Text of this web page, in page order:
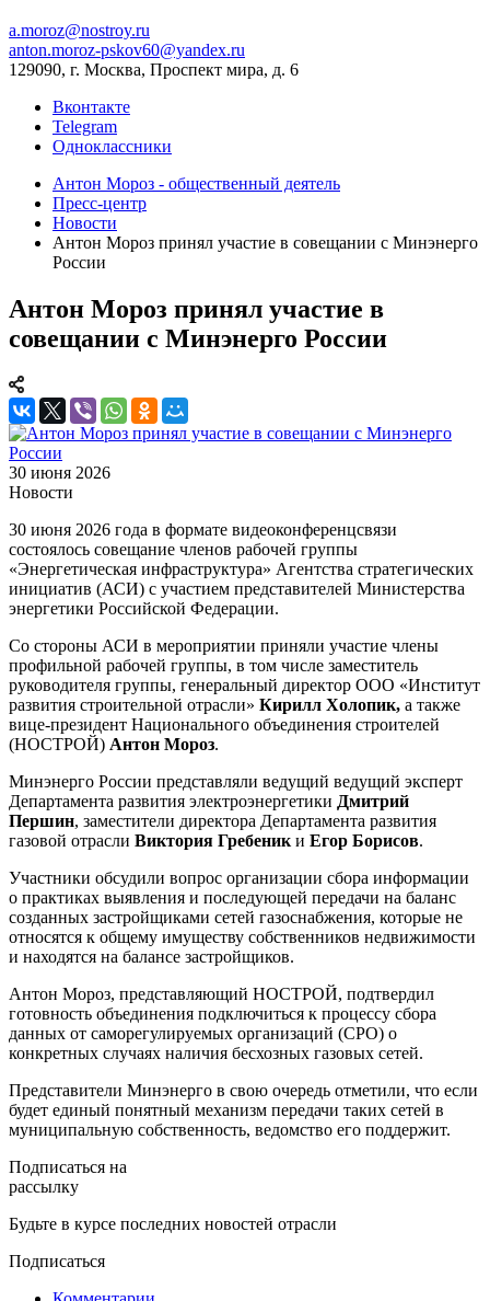
a.moroz@nostroy.ru
anton.moroz-pskov60@yandex.ru
129090, г. Москва, Проспект мира, д. 6
Вконтакте
Telegram
Одноклассники
Антон Мороз - общественный деятель
Пресс-центр
Новости
Антон Мороз принял участие в совещании с Минэнерго
России
Антон Мороз принял участие в
совещании с Минэнерго России
30 июня 2026
Новости
30 июня 2026 года в формате видеоконференцсвязи
состоялось совещание членов рабочей группы
«Энергетическая инфраструктура» Агентства стратегических
инициатив (АСИ) с участием представителей Министерства
энергетики Российской Федерации.
Со стороны АСИ в мероприятии приняли участие члены
профильной рабочей группы, в том числе заместитель
руководителя группы, генеральный директор ООО «Институт
развития строительной отрасли» Кирилл Холопик, а также
вице-президент Национального объединения строителей
(НОСТРОЙ) Антон Мороз.
Минэнерго России представляли ведущий ведущий эксперт
Департамента развития электроэнергетики Дмитрий
Першин, заместители директора Департамента развития
газовой отрасли Виктория Гребеник и Егор Борисов.
Участники обсудили вопрос организации сбора информации
о практиках выявления и последующей передачи на баланс
созданных застройщиками сетей газоснабжения, которые не
относятся к общему имуществу собственников недвижимости
и находятся на балансе застройщиков.
Антон Мороз, представляющий НОСТРОЙ, подтвердил
готовность объединения подключиться к процессу сбора
данных от саморегулируемых организаций (СРО) о
конкретных случаях наличия бесхозных газовых сетей.
Представители Минэнерго в свою очередь отметили, что если
будет единый понятный механизм передачи таких сетей в
муниципальную собственность, ведомство его поддержит.
Подписаться на
рассылку
Будьте в курсе последних новостей отрасли
Подписаться